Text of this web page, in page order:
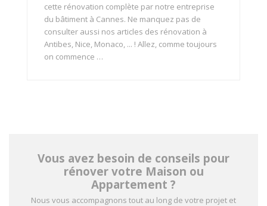
cette rénovation complète par notre entreprise
du bâtiment à Cannes. Ne manquez pas de
consulter aussi nos articles des rénovation à
Antibes, Nice, Monaco, ... ! Allez, comme toujours
on commence …
Vous avez besoin de conseils pour
rénover votre Maison ou
Appartement ?
Nous vous accompagnons tout au long de votre projet et